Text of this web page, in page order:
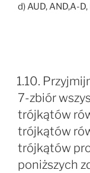
d) AUD, AND,A-
1.10.
7-zbiór
trójkątów
trójkątów
trójkątów
poniższych